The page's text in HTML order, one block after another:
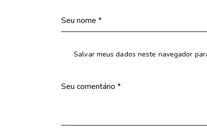
Salvar meus dados neste navegador